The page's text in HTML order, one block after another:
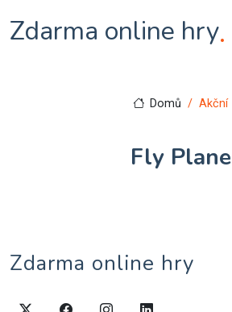
Zdarma online hry.
Domů Akční
Fly Plane
Zdarma online hry